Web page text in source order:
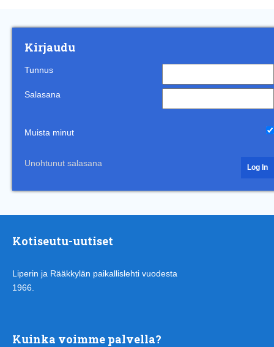
Kirjaudu
Tunnus
Salasana
Muista minut
Unohtunut salasana
Kotiseutu-uutiset
Liperin ja Rääkkylän paikallislehti vuodesta
1966.
Kuinka voimme palvella?